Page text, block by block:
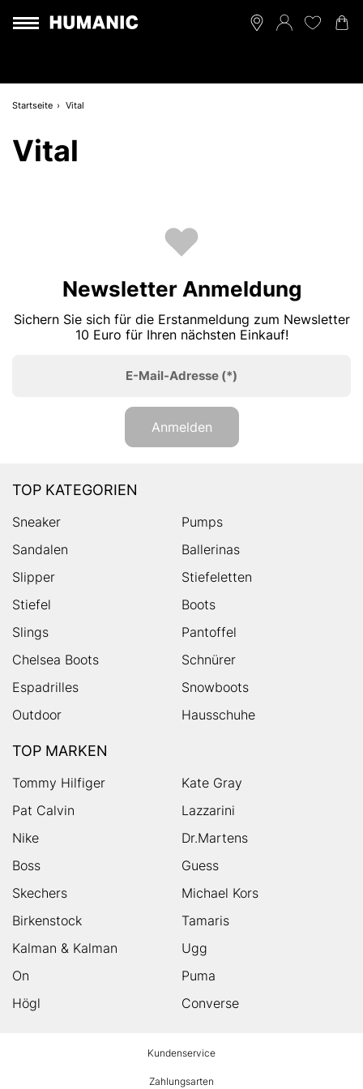
Startseite Vital
Vital
Newsletter Anmeldung
Sichern Sie sich für die Erstanmeldung zum Newsletter
10 Euro für Ihren nächsten Einkauf!
E-Mail-Adresse (*)
Anmelden
TOP KATEGORIEN
Sneaker
Pumps
Sandalen
Ballerinas
Slipper
Stiefeletten
Stiefel
Boots
Slings
Pantoffel
Chelsea Boots
Schnürer
Espadrilles
Snowboots
Outdoor
Hausschuhe
TOP MARKEN
Tommy Hilfiger
Kate Gray
Pat Calvin
Lazzarini
Nike
Dr.Martens
Boss
Guess
Skechers
Michael Kors
Birkenstock
Tamaris
Kalman & Kalman
Ugg
On
Puma
Högl
Converse
Kundenservice
Zahlungsarten